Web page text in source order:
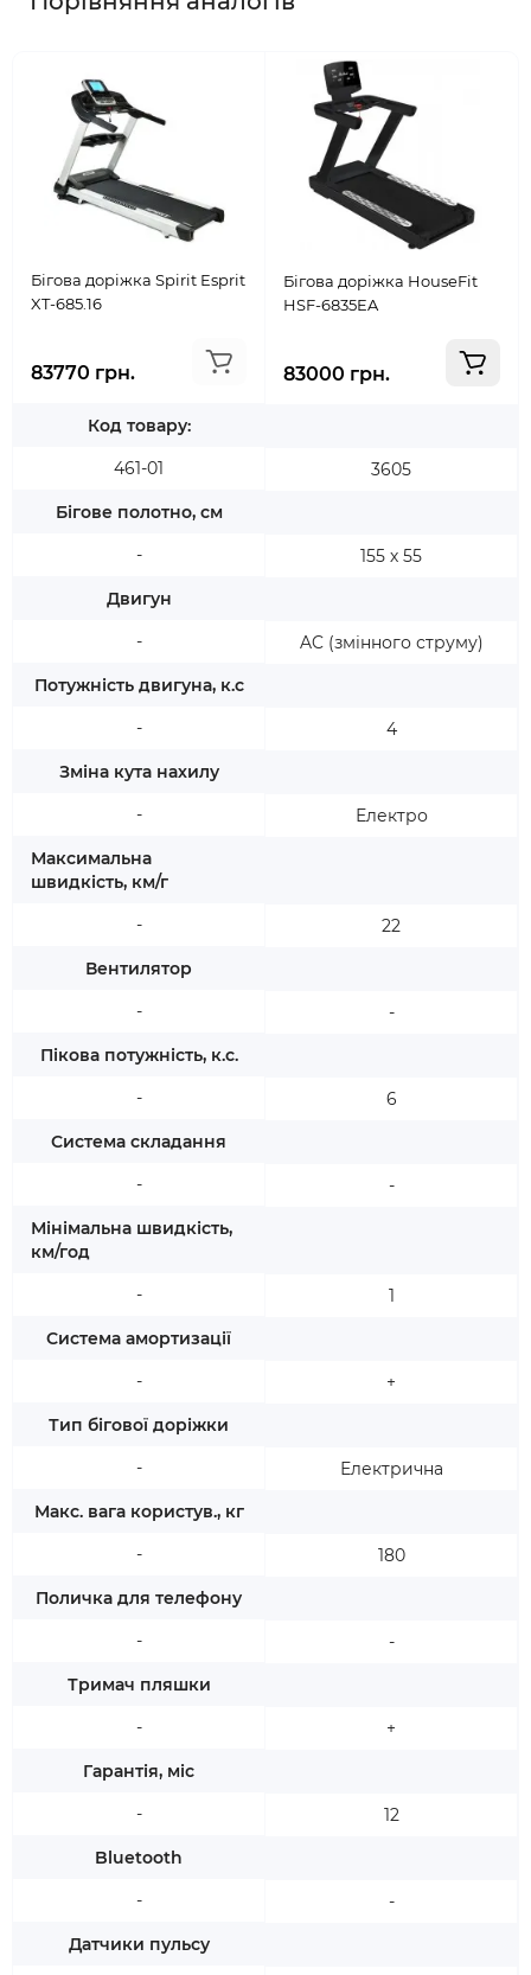
Бігова доріжка Spirit Esprit
XT-685.16
83770 грн.
Код товару:
461-01
Бігове полотно, см
-
Двигун
-
Потужність двигуна, к.с
-
Зміна кута нахилу
-
Максимальна
швидкість, км/г
-
Вентилятор
-
Пікова потужність, к.с.
-
Система складання
-
Мінімальна швидкість,
км/год
-
Система амортизації
-
Тип бігової доріжки
-
Макс. вага користув., кг
-
Поличка для телефону
-
Тримач пляшки
-
Гарантія, міс
-
Bluetooth
-
Датчики пульсу
Бігова доріжка HouseFit
HSF-6835EA
83000 грн.
3605
155 х 55
AC (змінного струму)
4
Електро
22
-
6
-
1
+
Електрична
180
-
+
12
-